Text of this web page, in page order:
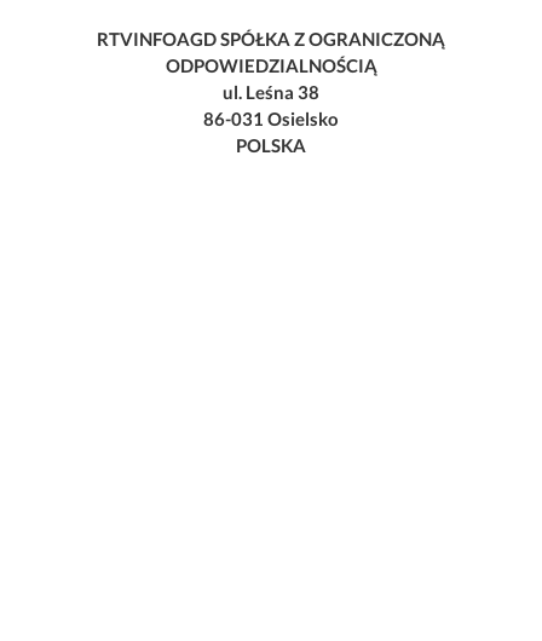
RTVINFOAGD SPÓŁKA Z OGRANICZONĄ
ODPOWIEDZIALNOŚCIĄ
ul. Leśna 38
86-031 Osielsko
POLSKA